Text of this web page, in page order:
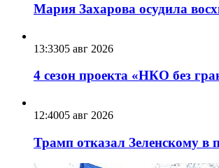
Мария Захарова осудила
13:3305 авг 2026
4 сезон проекта «НКО без
12:4005 авг 2026
Трамп отказал Зеленскому в